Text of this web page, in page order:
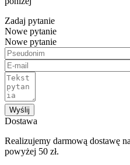
Zadaj pytanie
Nowe pytanie
Nowe pytanie
Wyślij
Dostawa
Realizujemy darmową dostawę
powyżej 50 zł.